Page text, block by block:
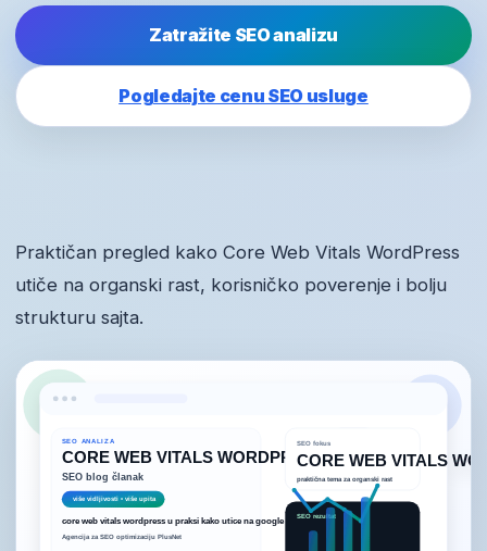
Zatražite SEO analizu
Pogledajte cenu SEO usluge
Praktičan pregled kako Core Web Vitals WordPress
utiče na organski rast, korisničko poverenje i bolju
strukturu sajta.